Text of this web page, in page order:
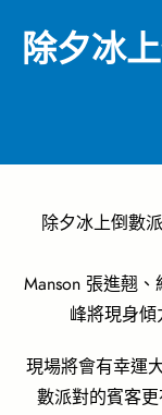
除夕冰
除夕冰上倒數
Manson 張進翹、
峰將現身傾
現場將會有幸運
數派對的賓客